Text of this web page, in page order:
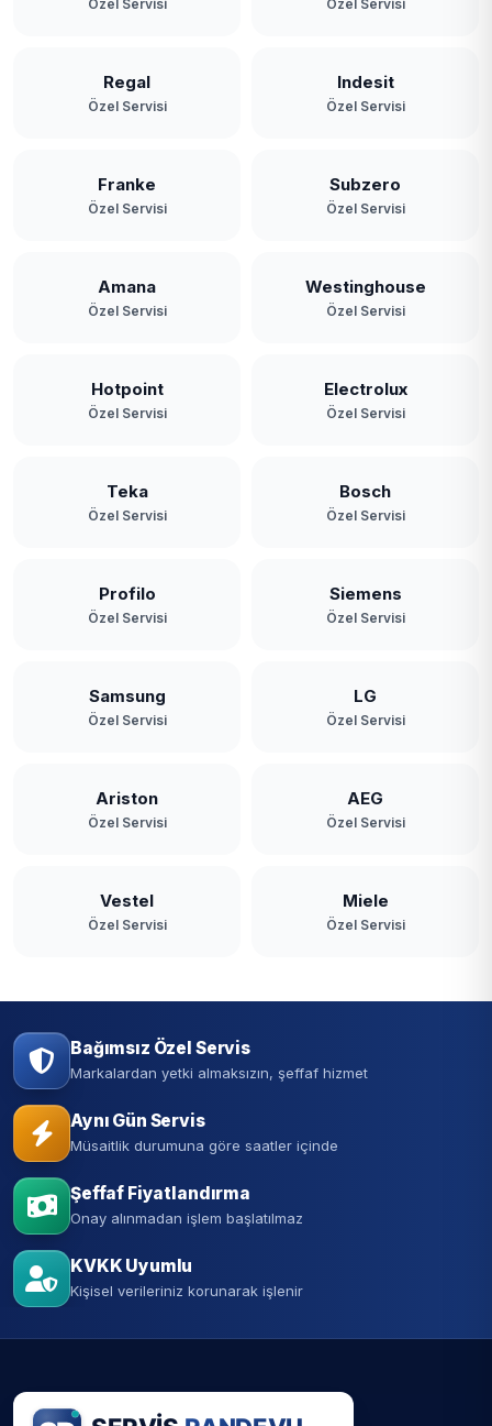
Özel Servisi Özel Servisi
Regal
Özel Servisi
Indesit
Özel Servisi
Franke
Özel Servisi
Subzero
Özel Servisi
Amana
Özel Servisi
Westinghouse
Özel Servisi
Hotpoint
Özel Servisi
Electrolux
Özel Servisi
Teka
Özel Servisi
Bosch
Özel Servisi
Profilo
Özel Servisi
Siemens
Özel Servisi
Samsung
Özel Servisi
LG
Özel Servisi
Ariston
Özel Servisi
AEG
Özel Servisi
Vestel
Özel Servisi
Miele
Özel Servisi
Bağımsız Özel Servis
Markalardan yetki almaksızın, şeffaf hizmet
Aynı Gün Servis
Müsaitlik durumuna göre saatler içinde
Şeffaf Fiyatlandırma
Onay alınmadan işlem başlatılmaz
KVKK Uyumlu
Kişisel verileriniz korunarak işlenir